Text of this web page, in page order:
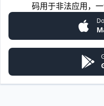
码用于非法应用，